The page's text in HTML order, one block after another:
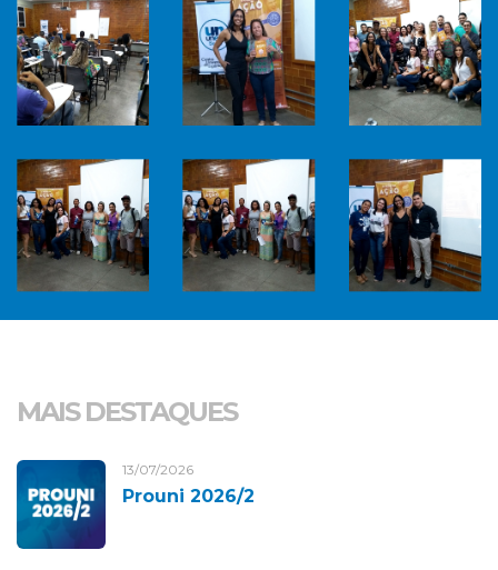
MAIS DESTAQUES
13/07/2026
Prouni 2026/2